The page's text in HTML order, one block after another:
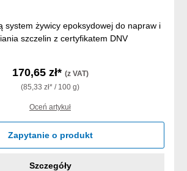
system żywicy epoksydowej do napraw i
szczelin z certyfikatem DNV
170,65 zł* (z VAT)
(85,33 zł* / 100 g)
Oceń artykuł
Zapytanie o produkt
Szczegóły